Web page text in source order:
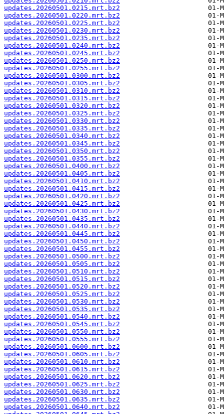
updates.20260501.0215.mrt.bz2
updates.20260501.0220.mrt.bz2
updates.20260501.0225.mrt.bz2
updates.20260501.0230.mrt.bz2
updates.20260501.0235.mrt.bz2
updates.20260501.0240.mrt.bz2
updates.20260501.0245.mrt.bz2
updates.20260501.0250.mrt.bz2
updates.20260501.0255.mrt.bz2
updates.20260501.0300.mrt.bz2
updates.20260501.0305.mrt.bz2
updates.20260501.0310.mrt.bz2
updates.20260501.0315.mrt.bz2
updates.20260501.0320.mrt.bz2
updates.20260501.0325.mrt.bz2
updates.20260501.0330.mrt.bz2
updates.20260501.0335.mrt.bz2
updates.20260501.0340.mrt.bz2
updates.20260501.0345.mrt.bz2
updates.20260501.0350.mrt.bz2
updates.20260501.0355.mrt.bz2
updates.20260501.0400.mrt.bz2
updates.20260501.0405.mrt.bz2
updates.20260501.0410.mrt.bz2
updates.20260501.0415.mrt.bz2
updates.20260501.0420.mrt.bz2
updates.20260501.0425.mrt.bz2
updates.20260501.0430.mrt.bz2
updates.20260501.0435.mrt.bz2
updates.20260501.0440.mrt.bz2
updates.20260501.0445.mrt.bz2
updates.20260501.0450.mrt.bz2
updates.20260501.0455.mrt.bz2
updates.20260501.0500.mrt.bz2
updates.20260501.0505.mrt.bz2
updates.20260501.0510.mrt.bz2
updates.20260501.0515.mrt.bz2
updates.20260501.0520.mrt.bz2
updates.20260501.0525.mrt.bz2
updates.20260501.0530.mrt.bz2
updates.20260501.0535.mrt.bz2
updates.20260501.0540.mrt.bz2
updates.20260501.0545.mrt.bz2
updates.20260501.0550.mrt.bz2
updates.20260501.0555.mrt.bz2
updates.20260501.0600.mrt.bz2
updates.20260501.0605.mrt.bz2
updates.20260501.0610.mrt.bz2
updates.20260501.0615.mrt.bz2
updates.20260501.0620.mrt.bz2
updates.20260501.0625.mrt.bz2
updates.20260501.0630.mrt.bz2
updates.20260501.0635.mrt.bz2
updates.20260501.0640.mrt.bz2